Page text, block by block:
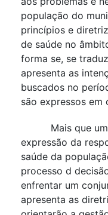
população do
princípios e
de saúde no
forma se, se
apresenta as
buscados no
são expressos em
Mais que
expressão da
saúde da
processo d
enfrentar um
apresenta as